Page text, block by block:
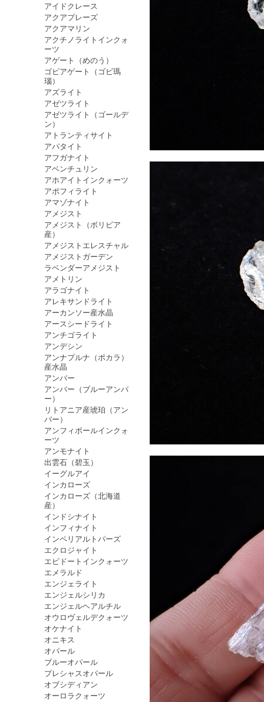
アイドクレース
アクアプレーズ
アクアマリン
アクチノライトインクォ
ーツ
アゲート（めのう）
ゴビアゲート（ゴビ瑪
瑙）
アズライト
アゼツライト
アゼツライト（ゴールデ
ン）
アトランティサイト
アパタイト
アフガナイト
アベンチュリン
アホアイトインクォーツ
アポフィライト
アマゾナイト
アメジスト
アメジスト（ボリビア
産）
アメジストエレスチャル
アメジストガーデン
ラベンダーアメジスト
アメトリン
アラゴナイト
アレキサンドライト
アーカンソー産水晶
アースシードライト
アンチゴライト
アンデシン
アンナプルナ（ポカラ）
産水晶
アンバー
アンバー（ブルーアンバ
ー）
リトアニア産琥珀（アン
バー）
アンフィボールインクォ
ーツ
アンモナイト
出雲石（碧玉）
イーグルアイ
インカローズ
インカローズ（北海道
産）
インドシナイト
インフィナイト
インペリアルトパーズ
エクロジャイト
エピドートインクォーツ
エメラルド
エンジェライト
エンジェルシリカ
エンジェルヘアルチル
オウロヴェルデクォーツ
オケナイト
オニキス
オパール
ブルーオパール
プレシャスオパール
オブシディアン
オーロラクォーツ